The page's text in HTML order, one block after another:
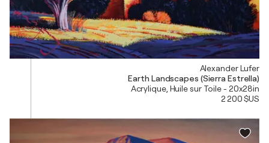
Alexander Lufer
Earth Landscapes (Sierra Estrella)
Acrylique, Huile sur Toile - 20x28in
2 200 $US